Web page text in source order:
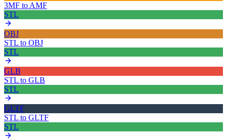
3MF to AMF
STL
OBJ
STL to OBJ
STL
GLB
STL to GLB
STL
GLTF
STL to GLTF
STL